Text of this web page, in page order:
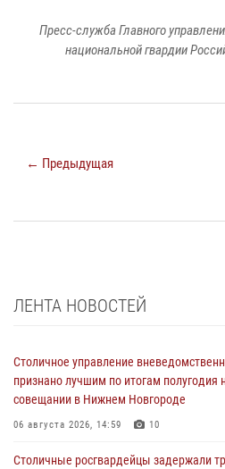
Пресс-служба Главного
национальной гвардии
← Предыдущая
ЛЕНТА НОВОСТЕЙ
Столичное управление
признано лучшим по итогам полугодия
совещании в Нижнем Новгороде
06 августа 2026, 14:59 10
Столичные росгвардейцы задержали